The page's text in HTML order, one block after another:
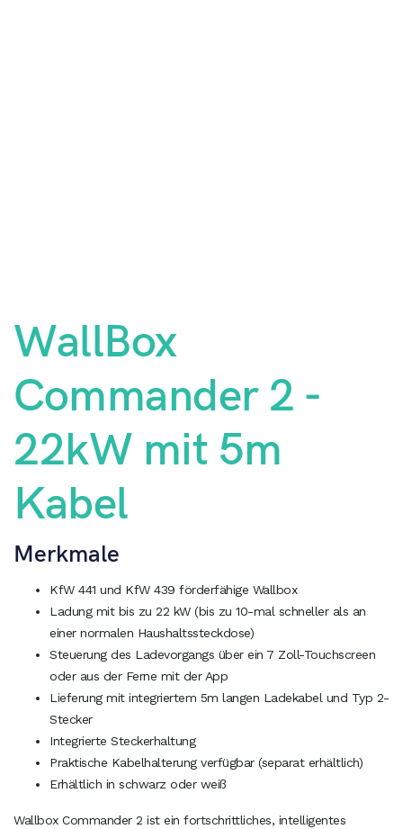
WallBox
Commander 2 -
22kW mit 5m
Kabel
Merkmale
KfW 441 und KfW 439 förderfähige Wallbox
Ladung mit bis zu 22 kW (bis zu 10-mal schneller als an
einer normalen Haushaltssteckdose)
Steuerung des Ladevorgangs über ein 7 Zoll-Touchscreen
oder aus der Ferne mit der App
Lieferung mit integriertem 5m langen Ladekabel und Typ 2-
Stecker
Integrierte Steckerhaltung
Praktische Kabelhalterung verfügbar (separat erhältlich)
Erhältlich in schwarz oder weiß
Wallbox Commander 2 ist ein fortschrittliches, intelligentes